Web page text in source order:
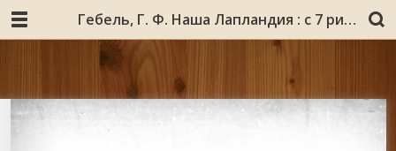
Гебель, Г. Ф. Наша Лапландия : с 7 рисунками в тексте и с приложением указателя литературы(на русском и иностранных языках) / Г. Ф. Гебель ; Ком. для помощи поморам Рус. Севера). – С.-Петербург : [б. и.], 1909. - 314 с. : ил. - Библиогр.: с. 277-314.